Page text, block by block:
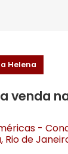
Helena
venda
-
, Rio de